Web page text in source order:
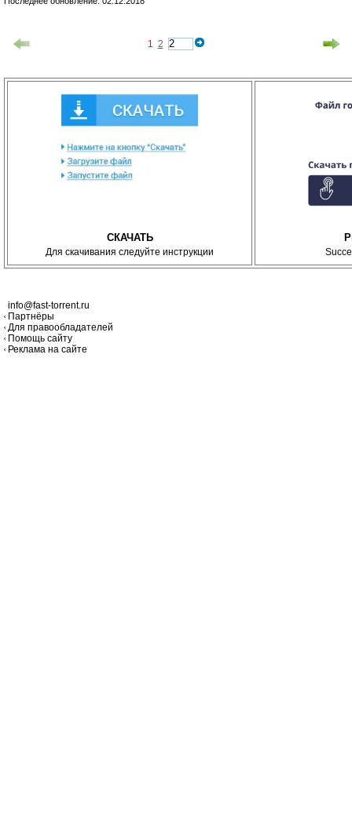
1 2
СКАЧАТЬ
Для скачивания следуйте инструкции
info@fast-torrent.ru
Партнёры
Для правообладателей
Помощь сайту
Реклама на сайте